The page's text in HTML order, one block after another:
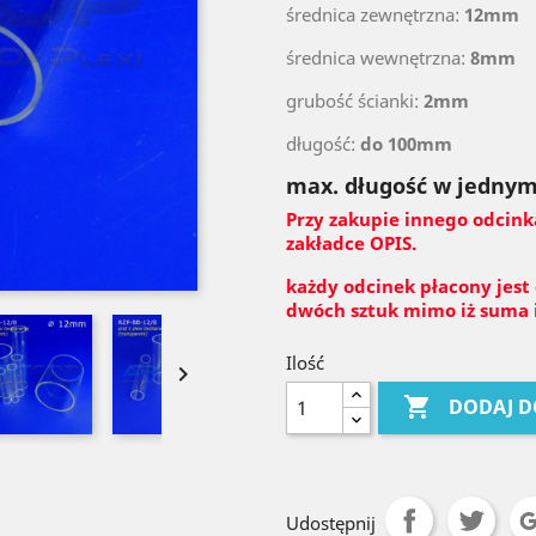

średnica zewnętrzna: 12mm
średnica wewnętrzna: 8mm
grubość ścianki: 2mm
długość: do 100mm
max. długość w
Przy zakupie innego
zakładce OPIS.
każdy odcinek płacony
dwóch sztuk mimo iż suma
Ilość
 DODAJ
Udostępnij